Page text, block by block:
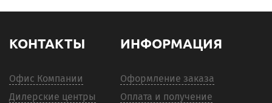
КОНТАКТЫ
Офис Компании
Дилерские центры
ИНФОРМАЦИЯ
Оформление заказа
Оплата и получение